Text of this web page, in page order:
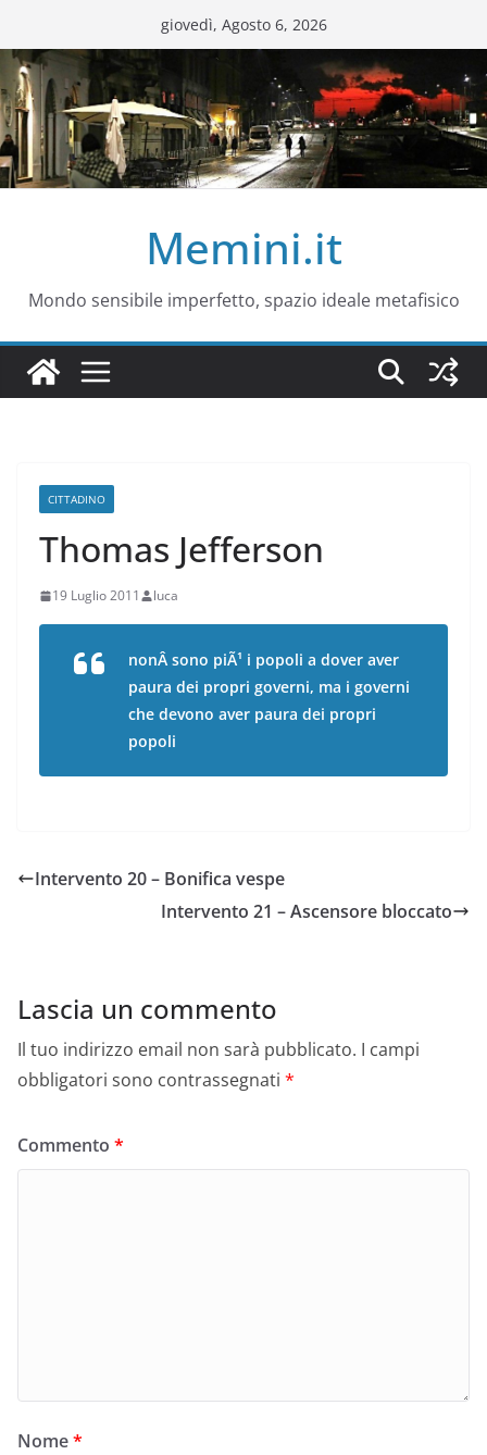
al
contenuto
giovedì, Agosto 6, 2026
Memini.it
Mondo sensibile imperfetto, spazio ideale metafisico
CITTADINO
Thomas Jefferson
19 Luglio 2011 luca
nonÂ sono piÃ¹ i popoli a dover aver
paura dei propri governi, ma i governi
che devono aver paura dei propri
popoli
Intervento 20 – Bonifica vespe
Intervento 21 – Ascensore bloccato
Lascia un commento
Il tuo indirizzo email non sarà pubblicato. I campi
obbligatori sono contrassegnati *
Commento *
Nome*